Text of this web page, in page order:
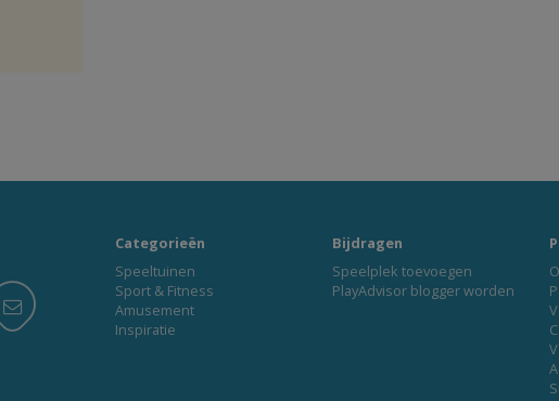
Categorieën
Speeltuinen
Sport & Fitness
Amusement
Inspiratie
Bijdragen
Speelplek toevoegen
PlayAdvisor blogger worden